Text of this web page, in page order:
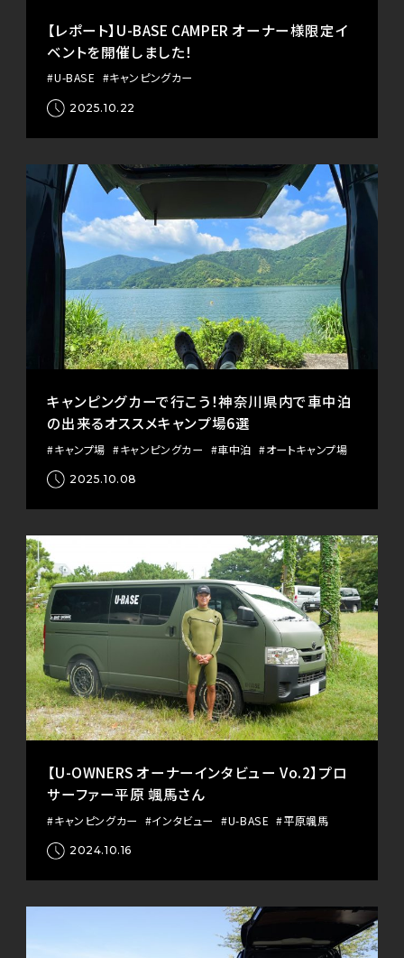
【レポート】U-BASE CAMPER オーナー様限定イ
ベントを開催しました！
#U-BASE #キャンピングカー
2025.10.22
キャンピングカーで行こう！神奈川県内で車中泊
の出来るオススメキャンプ場6選
#キャンプ場 #キャンピングカー #車中泊 #オートキャンプ場
2025.10.08
【U-OWNERS オーナーインタビュー Vo.2】プロ
サーファー平原 颯馬さん
#キャンピングカー #インタビュー #U-BASE #平原颯馬
2024.10.16